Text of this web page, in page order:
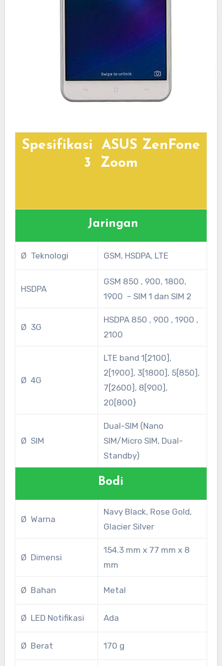
Spesifikasi ASUS ZenFone
3 Zoom
Jaringan
Ø Teknologi GSM, HSDPA, LTE
HSDPA
GSM 850 , 900, 1800,
1900 – SIM 1 dan SIM 2
Ø 3G
HSDPA 850 , 900 , 1900 ,
2100
Ø 4G
LTE band 1[2100],
2[1900], 3[1800], 5[850],
7[2600], 8[900],
20[800}
Ø SIM
Dual-SIM (Nano
SIM/Micro SIM, Dual-
Standby)
Bodi
Ø Warna
Navy Black, Rose Gold,
Glacier Silver
Ø Dimensi
154.3 mm x 77 mm x 8
mm
Ø Bahan Metal
Ø LED Notifikasi Ada
Ø Berat 170 g